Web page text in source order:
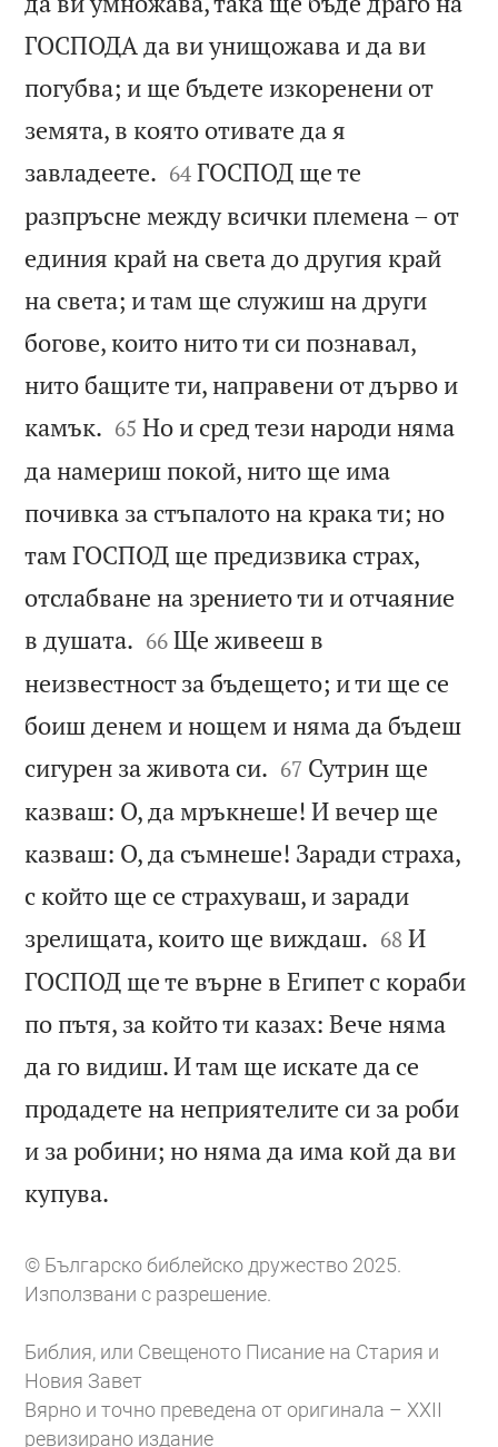
ГОСПОДА да ви унищожава и да ви
погубва; и ще бъдете изкоренени от
земята, в която отивате да я
завладеете. 

64 ГОСПОД ще те
разпръсне между всички племена – от
единия край на света до другия край
на света; и там ще служиш на други
богове, които нито ти си познавал,
нито бащите ти, направени от дърво и
камък. 

65 Но и сред тези народи няма
да намериш покой, нито ще има
почивка за стъпалото на крака ти; но
там ГОСПОД ще предизвика страх,
отслабване на зрението ти и отчаяние
в душата. 

66 Ще живееш в
неизвестност за бъдещето; и ти ще се
боиш денем и нощем и няма да бъдеш
сигурен за живота си. 

67 Сутрин ще
казваш: О, да мръкнеше! И вечер ще
казваш: О, да съмнеше! Заради страха,
с който ще се страхуваш, и заради
зрелищата, които ще виждаш. 

68 И
ГОСПОД ще те върне в Египет с кораби
по пътя, за който ти казах: Вече няма
да го видиш. И там ще искате да се
продадете на неприятелите си за роби
и за робини; но няма да има кой да ви
купува.
© Българско библейско дружество 2025.
Използвани с разрешение.
Библия, или Свещеното Писание на Стария и
Новия Завет
Вярно и точно преведена от оригинала – XXII
ревизирано издание